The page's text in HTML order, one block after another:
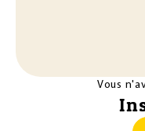
Vous